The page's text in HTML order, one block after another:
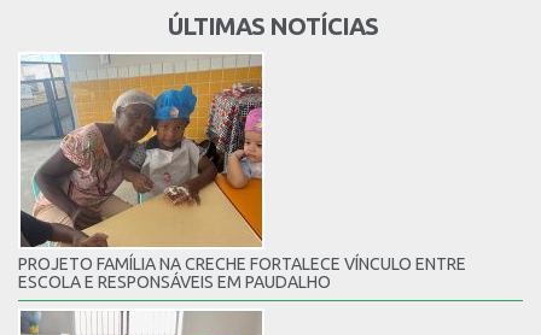
ÚLTIMAS NOTÍCIAS
PROJETO FAMÍLIA NA CRECHE FORTALECE VÍNCULO ENTRE
ESCOLA E RESPONSÁVEIS EM PAUDALHO